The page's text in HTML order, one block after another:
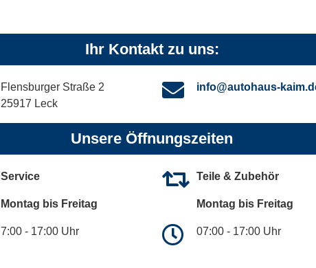
Ihr Kontakt zu uns:
Flensburger Straße 2
25917 Leck
info@autohaus-
Unsere Öffnungszeiten
Service
Montag bis Freitag
7:00 - 17:00 Uhr
Teile & Zubehör
Montag bis Freitag
07:00 - 17:00 Uhr